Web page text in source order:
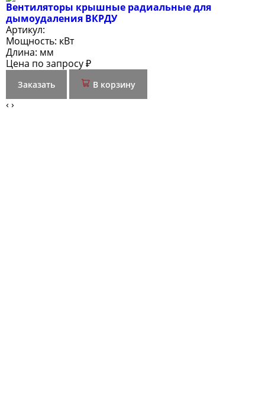
Вентиляторы крышные радиальные для
дымоудаления ВКРДУ
Артикул:
Мощность: кВт
Длина: мм
Цена по запросу ₽
Заказать В корзину
‹ ›